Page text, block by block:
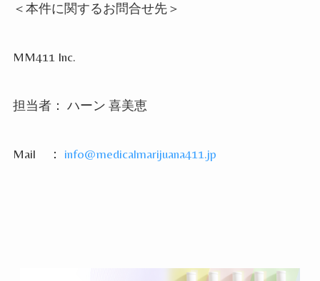
＜本件に関するお問合せ先＞
MM411 Inc.
担当者： ハーン 喜美恵
Mail ： info@medicalmarijuana411.jp